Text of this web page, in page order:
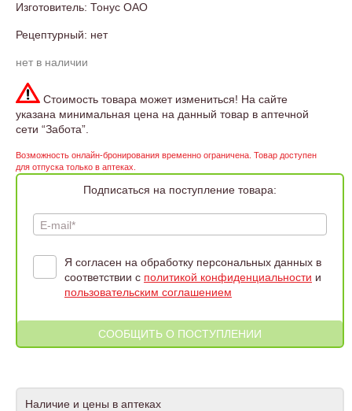
Изготовитель: Тонус ОАО
Рецептурный: нет
нет в наличии
Стоимость товара может измениться! На сайте
указана минимальная цена на данный товар в аптечной
сети “Забота”.
Возможность онлайн-бронирования временно ограничена. Товар доступен
для отпуска только в аптеках.
Подписаться на поступление товара:
E-mail*
Я согласен на обработку персональных данных в
соответствии с политикой конфиденциальности и
пользовательским соглашением
Наличие и цены в аптеках